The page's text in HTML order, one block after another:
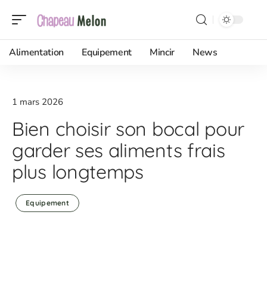
Alimentation Equipement Mincir News
1 mars 2026
Bien choisir son bocal pour
garder ses aliments frais
plus longtemps
Equipement